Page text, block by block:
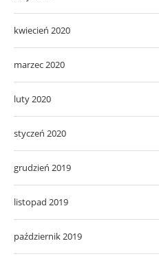
kwiecień 2020
marzec 2020
luty 2020
styczeń 2020
grudzień 2019
listopad 2019
październik 2019